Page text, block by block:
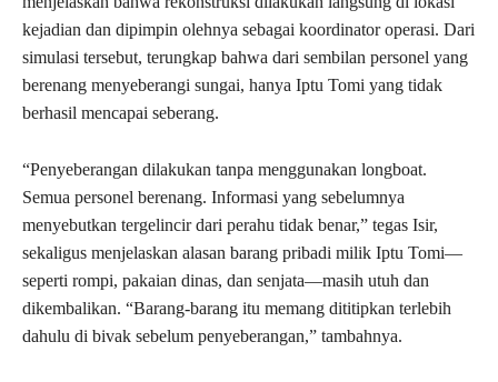
kejadian dan dipimpin olehnya sebagai koordinator operasi. Dari
simulasi tersebut, terungkap bahwa dari sembilan personel yang
berenang menyeberangi sungai, hanya Iptu Tomi yang tidak
berhasil mencapai seberang.
“Penyeberangan dilakukan tanpa menggunakan longboat.
Semua personel berenang. Informasi yang sebelumnya
menyebutkan tergelincir dari perahu tidak benar,” tegas Isir,
sekaligus menjelaskan alasan barang pribadi milik Iptu Tomi—
seperti rompi, pakaian dinas, dan senjata—masih utuh dan
dikembalikan. “Barang-barang itu memang dititipkan terlebih
dahulu di bivak sebelum penyeberangan,” tambahnya.